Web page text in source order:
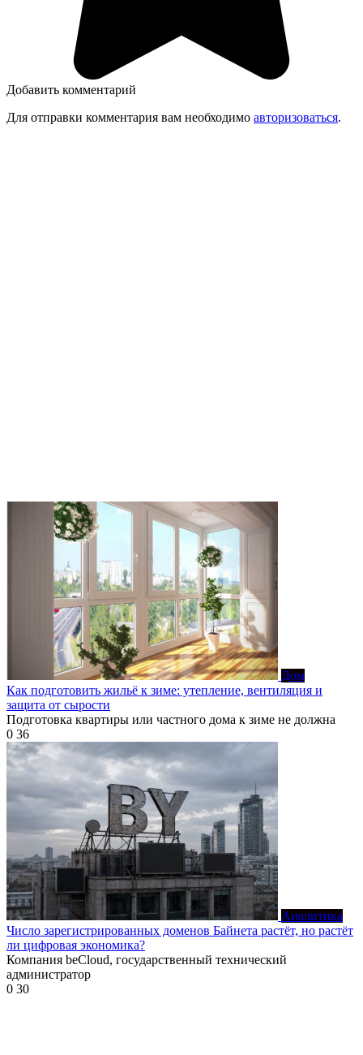
Добавить комментарий
Для отправки комментария вам необходимо авторизоваться.
Дом
Как подготовить жильё к зиме: утепление, вентиляция и
защита от сырости
Подготовка квартиры или частного дома к зиме не должна
0 36
Аналитика
Число зарегистрированных доменов Байнета растёт, но растёт
ли цифровая экономика?
Компания beCloud, государственный технический
администратор
0 30